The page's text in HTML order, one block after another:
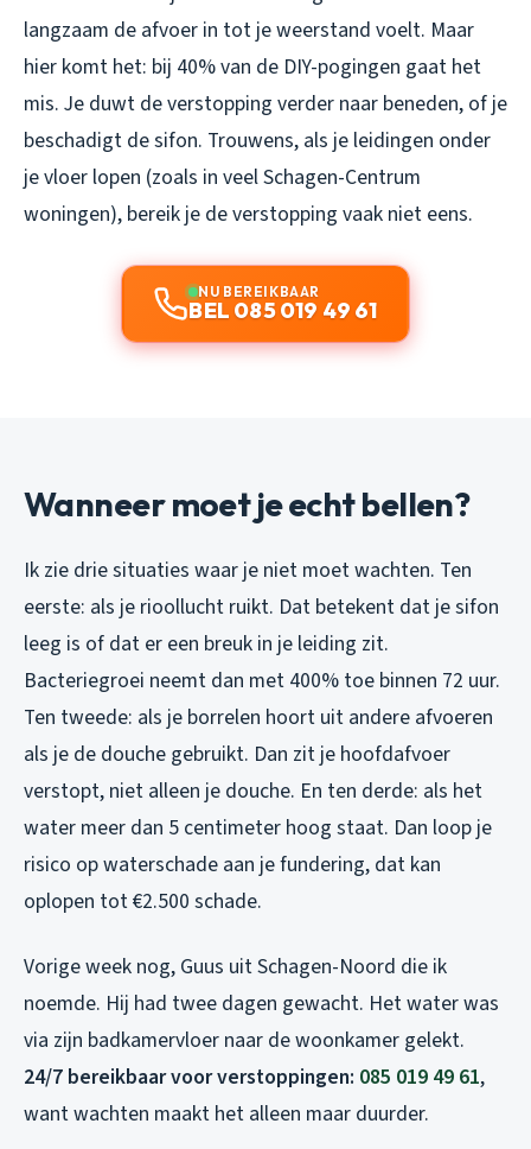
langzaam de afvoer in tot je weerstand voelt. Maar
hier komt het: bij 40% van de DIY-pogingen gaat het
mis. Je duwt de verstopping verder naar beneden, of je
beschadigt de sifon. Trouwens, als je leidingen onder
je vloer lopen (zoals in veel Schagen-Centrum
woningen), bereik je de verstopping vaak niet eens.
NU BEREIKBAAR
BEL 085 019 49 61
Wanneer moet je echt bellen?
Ik zie drie situaties waar je niet moet wachten. Ten
eerste: als je rioollucht ruikt. Dat betekent dat je sifon
leeg is of dat er een breuk in je leiding zit.
Bacteriegroei neemt dan met 400% toe binnen 72 uur.
Ten tweede: als je borrelen hoort uit andere afvoeren
als je de douche gebruikt. Dan zit je hoofdafvoer
verstopt, niet alleen je douche. En ten derde: als het
water meer dan 5 centimeter hoog staat. Dan loop je
risico op waterschade aan je fundering, dat kan
oplopen tot €2.500 schade.
Vorige week nog, Guus uit Schagen-Noord die ik
noemde. Hij had twee dagen gewacht. Het water was
via zijn badkamervloer naar de woonkamer gelekt.
24/7 bereikbaar voor verstoppingen: 085 019 49 61,
want wachten maakt het alleen maar duurder.